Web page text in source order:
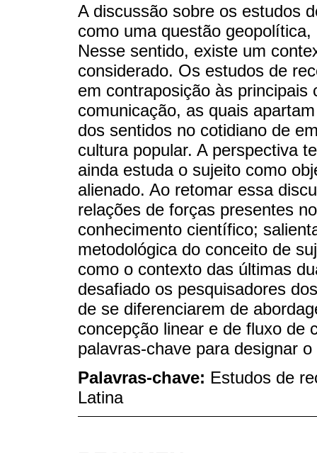
A discussão sobre os estudos
como uma questão
Nesse sentido, existe um
considerado. Os estudos de
em contraposição às principais
comunicação, as quais
dos sentidos no cotidiano de
cultura popular. A perspectiva
ainda estuda o sujeito como
alienado. Ao retomar essa
relações de forças presentes
conhecimento científico;
metodológica do conceito de
como o contexto das últimas
desafiado os pesquisadores
de se diferenciarem de
concepção linear e de fluxo de
palavras-chave para designar
Palavras-chave: Estudos de
Latina